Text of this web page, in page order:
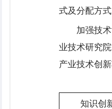
式及分配方
加强技
业技术研究
产业技术创
知识创